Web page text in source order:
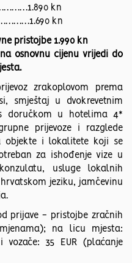
kn
kn
pristojbe 1.990 kn
osnovnu cijenu vrijedi do
zrakoplovom prema
smještaj u dvokrevetnim
doručkom u hotelima 4*
prijevoze i razglede
objekte i lokalitete koji se
za ishođenje vize u
usluge lokalnih
jeziku, jamčevinu
prijave - pristojbe zračnih
na licu mjesta:
35 EUR (plaćanje